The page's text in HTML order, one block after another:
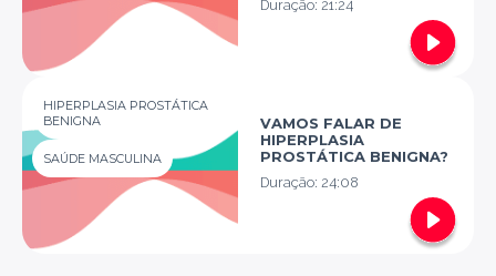
Duração: 21:24
HIPERPLASIA PROSTÁTICA
BENIGNA
SAÚDE MASCULINA
VAMOS FALAR DE
HIPERPLASIA
PROSTÁTICA BENIGNA?
Duração: 24:08